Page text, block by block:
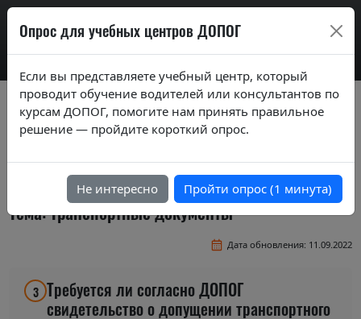
AdrExam
Вопросы экзаменационных билетов по
курсам ДОПОГ ver. 2019
Экзаменационные вопросы по темам
базового курса
Тема: Транспортные документы
Дата обновления: 11.09.2022
3 Требуется ли согласно ДОПОГ
свидетельство о допущении транспортного
Опрос для учебных центров ДОПОГ
Если вы представляете учебный центр, который
проводит обучение водителей или консультантов по
курсам ДОПОГ, помогите нам принять правильное
решение — пройдите короткий опрос.
Не интересно Пройти опрос (1 минута)